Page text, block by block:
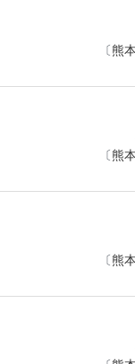
〔熊
〔熊
〔熊